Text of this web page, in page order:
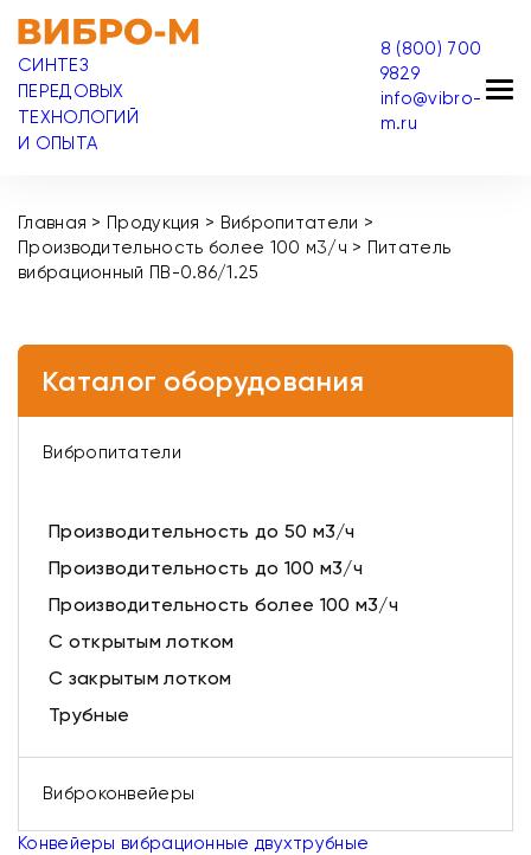
СИНТЕЗ
ПЕРЕДОВЫХ
ТЕХНОЛОГИЙ
И ОПЫТА
8 (800) 700
9829
info@vibro-
m.ru
Главная > Продукция > Вибропитатели >
Производительность более 100 м3/ч > Питатель
вибрационный ПВ-0.86/1.25
Каталог оборудования
Вибропитатели
Производительность до 50 м3/ч
Производительность до 100 м3/ч
Производительность более 100 м3/ч
С открытым лотком
С закрытым лотком
Трубные
Виброконвейеры
Конвейеры вибрационные двухтрубные